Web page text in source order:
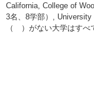
California, College of
3名、8学部）,
（ ）がない大学はすべ